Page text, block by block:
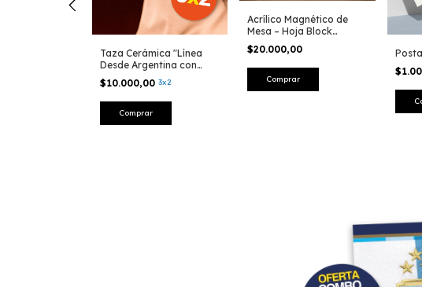
Taza Cerámica "Línea
Desde Argentina con
Amor"
$10.000,00 3x2
Acrílico Magnético de
Mesa – Hoja Block
"Campeones del Mundo
2022"
$20.000,00